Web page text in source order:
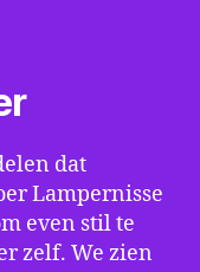
dat
Lampernisse
even stil te
zelf. We zien